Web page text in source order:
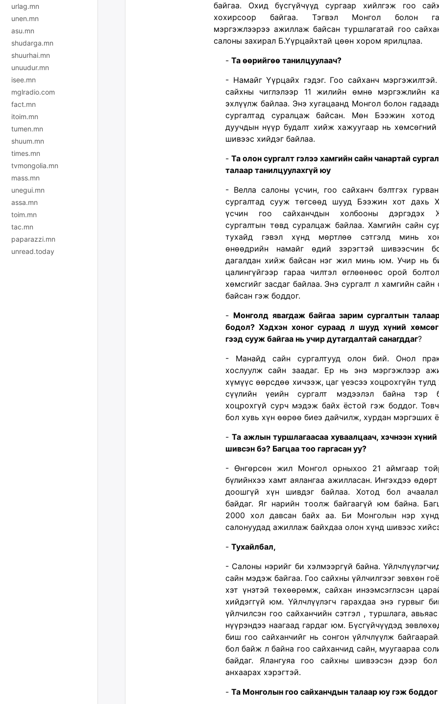
urlag.mn
unen.mn
asu.mn
shudarga.mn
shuurhai.mn
unuudur.mn
isee.mn
mglradio.com
fact.mn
itoim.mn
tumen.mn
shuum.mn
times.mn
tvmongolia.mn
mass.mn
unegui.mn
assa.mn
toim.mn
tac.mn
paparazzi.mn
unread.today
байгаа. Охид бүсгүйчүүд сургаар хийлгэж гоо
хохирсоор байгаа. Тэгвэл Монгол болон
мэргэжлээрээ ажиллаж байсан туршлагатай гоо
салоны захирал Б.Үүрцайхтай цөөн хором ярилцлаа.
- Та өөрийгөө танилцуулаач?
- Намайг Үүрцайх гэдэг. Гоо сайханч
сайхны чиглэлээр 11 жилийн өмнө мэргэжлийн
эхлүүлж байлаа. Энэ хугацаанд Монгол болон
сургалтад суралцаж байсан. Мөн Бээжин хотод
дуучдын нүүр будалт хийж хажуугаар нь хөмсөгний
шивээс хийдэг байлаа.
-Та олон сургалт гэлээ хамгийн сайн чанартай
талаар танилцуулахгүй юу
- Велла салоныүсчин, гоо сайханч бэлтгэх
сургалтад сууж төгсөөд шууд Бээжин хот дахь
үсчин гоо сайханчдын холбооны дэргэдэх
сургалтын төвд суралцаж байлаа. Хамгийн сайн
тухайд гэвэл хүнд мөртлөө сэтгэлд минь
өнөөдрийн намайг өдий зэрэгтэй шивээсчин
дагалдан хийж байсан нэг жил минь юм. Учир нь
цалингүйгээр гараа чилтэл өглөөнөөс орой
хөмсгийг засдаг байлаа. Энэ сургалт л хамгийн сайн
байсан гэж боддог.
- Монголд явагдаж байгаа зарим сургалтын
бодол? Хэдхэн хоног сураад л шууд хүний
гээд сууж байгаа нь учир дутагдалтай санагддаг?
- Манайд сайн сургалтууд олон бий. Онол
хослуулж сайн заадаг. Ер нь энэ мэргэжлээр
хүмүүс өөрсдөө хичээж, цаг үеэсээ хоцрохгүйн тулд
сүүлийн үеийн сургалт мэдээлэл байна тэр
хоцрохгүй сурч мэдэж байх ёстой гэж боддог.
бол хувь хүн өөрөө биеэ дайчилж, хурдан мэргэших
-Та ажлын туршлагаасаа хуваалцаач, хэчнээн
шивсэн бэ? Багцаа тоо гаргасан уу?
- Өнгөрсөн жил Монгол орныхоо 21 аймгаар
бүлийнхээ хамт аялангаа ажилласан. Ингэхдээ
доошгүй хүн шивдэг байлаа. Хотод бол
байдаг. Яг нарийн тоолж байгаагүй юм байна.
2000 хол давсан байх аа. Би Монголын нэр
салонуудад ажиллаж байхдаа олон хүнд шивээс
- Тухайлбал,
- Салоны нэрийг би хэлмээргүй байна.
сайн мэдэж байгаа. Гоо сайхны үйлчилгээг зөвхөн
хэт үнэтэй төхөөрөмж, сайхан инээмсэглэсэн
хийдэггүй юм. Үйлчлүүлэгч гарахдаа энэ гурвыг
үйлчилсэн гоо сайханчийн сэтгэл , туршлага,
нүүрэндээ наагаад гардаг юм. Бүсгүйчүүдэд
биш гоо сайханчийг нь сонгон үйлчлүүлж
бол байж л байна гоо сайханчид сайн, муугаараа
байдаг. Ялангуяа гоо сайхны шивээсэн дээр
анхаарах хэрэгтэй.
- Та Монголын гоо сайханчдын талаар юу гэж боддог